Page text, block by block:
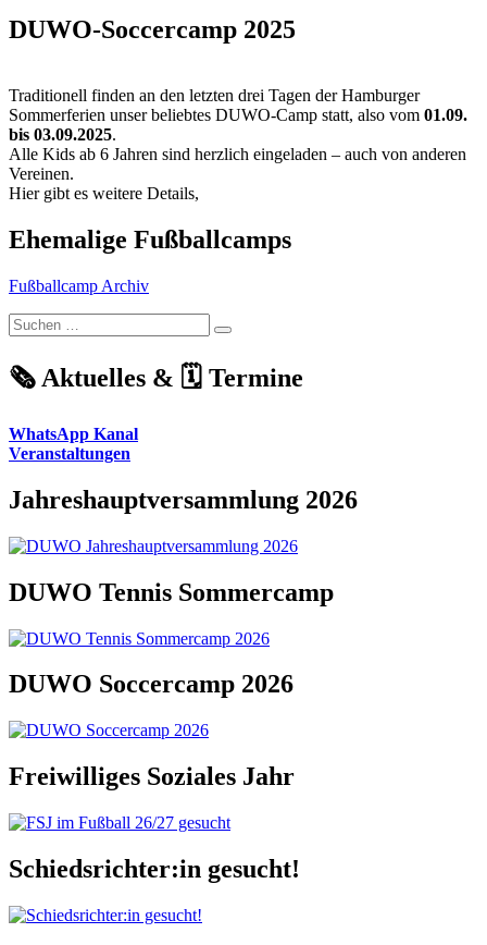
DUWO-Soccercamp 2025
Traditionell finden an den letzten drei Tagen der Hamburger
Sommerferien unser beliebtes DUWO-Camp statt, also vom 01.09.
bis 03.09.2025.
Alle Kids ab 6 Jahren sind herzlich eingeladen – auch von anderen
Vereinen.
Hier gibt es weitere Details,
Ehemalige Fußballcamps
Fußballcamp Archiv
Suchen
nach:
Suchen
🗞️ Aktuelles & 🗓️ Termine
WhatsApp Kanal
Veranstaltungen
Jahreshauptversammlung 2026
DUWO Tennis Sommercamp
DUWO Soccercamp 2026
Freiwilliges Soziales Jahr
Schiedsrichter:in gesucht!